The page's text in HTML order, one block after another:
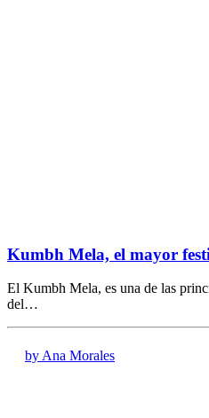
Kumbh Mela, el mayor
El Kumbh Mela, es una de las
del…
by Ana Morales